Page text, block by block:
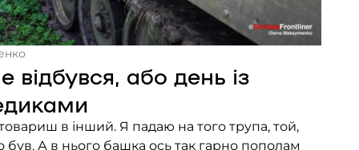
або день із
в інший. Я падаю на того трупа, той,
був. А в нього башка ось так гарно пополам